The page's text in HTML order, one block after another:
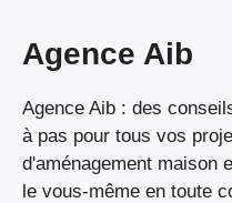
Agence Aib
Agence Aib : des
à pas pour tous vos
d'aménagement maison
le vous-même en toute